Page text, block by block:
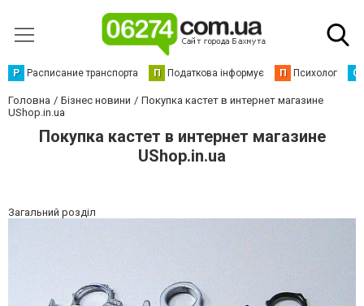
Р Расписание транспорта П Податкова інформує П Психолог С
Головна Бізнес новини
Покупка кастет в интернет магазине
UShop.in.ua
Покупка кастет в интернет магазине
UShop.in.ua
Загальний розділ